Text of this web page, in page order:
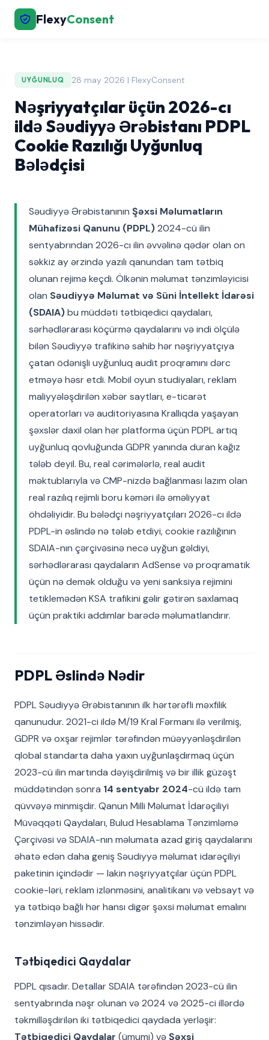
FlexyConsent
UYĞUNLUQ 28 may 2026 | FlexyConsent
Nəşriyyatçılar üçün 2026-cı
ildə Səudiyyə Ərəbistanı PDPL
Cookie Razılığı Uyğunluq
Bələdçisi
Səudiyyə Ərəbistanının Şəxsi Məlumatların
Mühafizəsi Qanunu (PDPL)2024-cü ilin
sentyabrından 2026-cı ilin əvvəlinə qədər olan on
səkkiz ay ərzində yazılı qanundan tam tətbiq
olunan rejimə keçdi. Ölkənin məlumat tənzimləyicisi
olan Səudiyyə Məlumat və Süni İntellekt İdarəsi
(SDAIA)bu müddəti tətbiqedici qaydaları,
sərhədlərarası köçürmə qaydalarını və indi ölçülə
bilən Səudiyyə trafikinə sahib hər nəşriyyatçıya
çatan ödənişli uyğunluq audit proqramını dərc
etməyə həsr etdi. Mobil oyun studiyaları, reklam
maliyyələşdirilən xəbər saytları, e-ticarət
operatorları və auditoriyasına Krallıqda yaşayan
şəxslər daxil olan hər platforma üçün PDPL artıq
uyğunluq qovluğunda GDPR yanında duran kağız
tələb deyil. Bu, real cərimələrlə, real audit
məktublarıyla və CMP-nizdə bağlanması lazım olan
real razılıq rejimli boru kəməri ilə əməliyyat
öhdəliyidir. Bu bələdçi nəşriyyatçıları 2026-cı ildə
PDPL-in əslində nə tələb etdiyi, cookie razılığının
SDAIA-nın çərçivəsinə necə uyğun gəldiyi,
sərhədlərarası qaydaların AdSense və proqramatik
üçün nə demək olduğu və yeni sanksiya rejimini
tetiklemədən KSA trafikini gəlir gətirən saxlamaq
üçün praktiki addımlar barədə məlumatlandırır.
PDPL Əslində Nədir
PDPL Səudiyyə Ərəbistanının ilk hərtərəfli məxfilik
qanunudur. 2021-ci ildə M/19 Kral Fərmanı ilə verilmiş,
GDPR və oxşar rejimlər tərəfindən müəyyənləşdirilən
qlobal standarta daha yaxın uyğunlaşdırmaq üçün
2023-cü ilin martında dəyişdirilmiş və bir illik güzəşt
müddətindən sonra 14 sentyabr 2024-cü ildə tam
qüvvəyə minmişdir. Qanun Milli Məlumat İdarəçiliyi
Müvəqqəti Qaydaları, Bulud Hesablama Tənzimləmə
Çərçivəsi və SDAIA-nın məlumata azad giriş qaydalarını
əhatə edən daha geniş Səudiyyə məlumat idarəçiliyi
paketinin içindədir — lakin nəşriyyatçılar üçün PDPL
cookie-ləri, reklam izlənməsini, analitikanı və vebsayt və
ya tətbiqə bağlı hər hansı digər şəxsi məlumat emalını
tənzimləyən hissədir.
Tətbiqedici Qaydalar
PDPL qısadır. Detallar SDAIA tərəfindən 2023-cü ilin
sentyabrında nəşr olunan və 2024 və 2025-ci illərdə
təkmilləşdirilən iki tətbiqedici qaydada yerləşir:
Tətbiqedici Qaydalar (ümumi) vəŞəxsi